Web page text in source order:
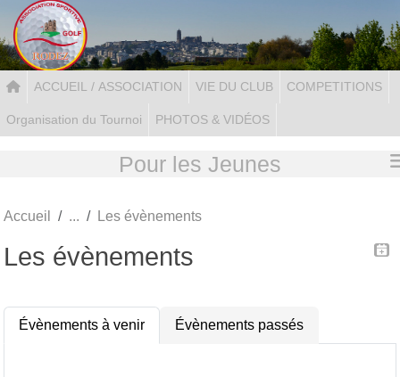
ACCUEIL / ASSOCIATION VIE DU CLUB COMPETITIONS
Organisation du Tournoi PHOTOS & VIDÉOS
Pour les Jeunes
Accueil Les évènements
Les évènements
Évènements à venir Évènements passés
Panneau de gestion des cookies